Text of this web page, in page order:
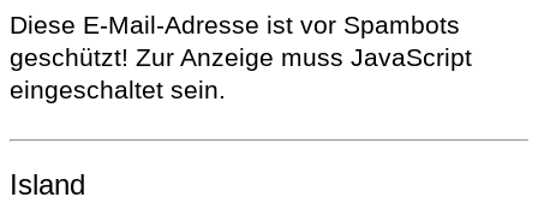
Diese E-Mail-Adresse ist vor Spambots
geschützt! Zur Anzeige muss JavaScript
eingeschaltet sein.
Island